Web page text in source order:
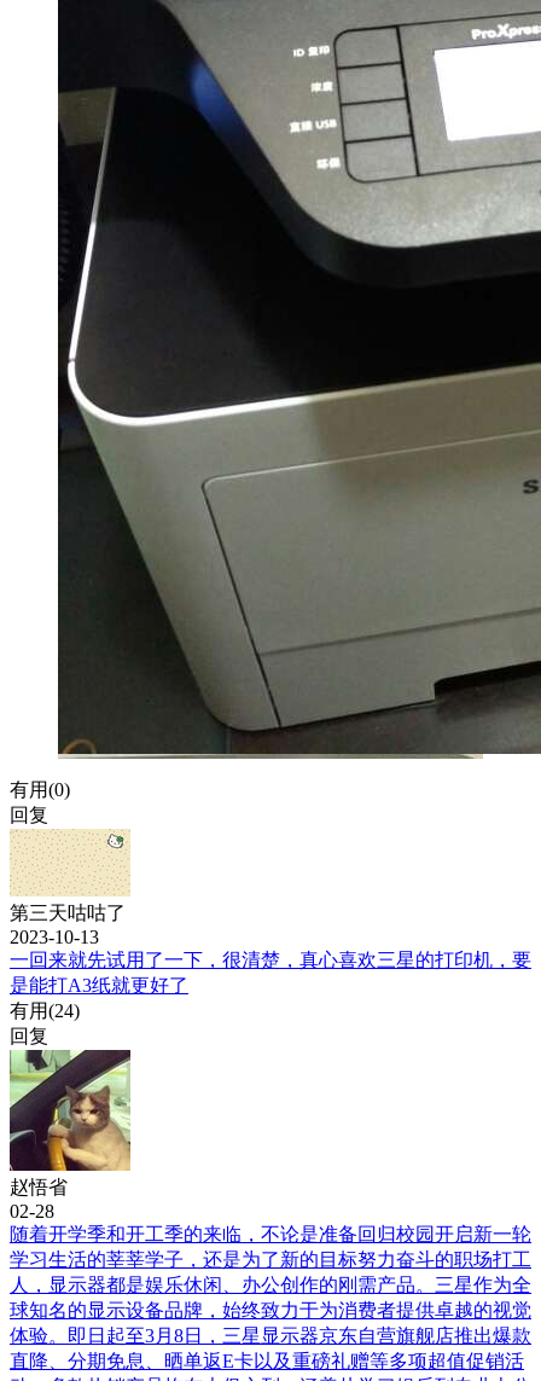
有用(0)
回复
第三天咕咕了
2023-10-13
一回来就先试用了一下，很清楚，真心喜欢三星的打印机，要
是能打A3纸就更好了
有用(24)
回复
赵悟省
02-28
随着开学季和开工季的来临，不论是准备回归校园开启新一轮
学习生活的莘莘学子，还是为了新的目标努力奋斗的职场打工
人，显示器都是娱乐休闲、办公创作的刚需产品。三星作为全
球知名的显示设备品牌，始终致力于为消费者提供卓越的视觉
体验。即日起至3月8日，三星显示器京东自营旗舰店推出爆款
直降、分期免息、晒单返E卡以及重磅礼赠等多项超值促销活